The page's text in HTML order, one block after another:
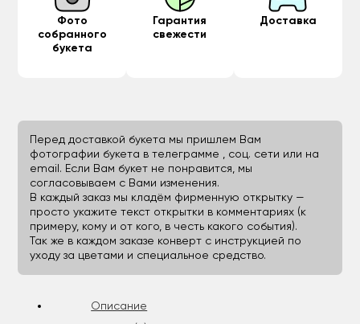
Фото
собранного
букета
Гарантия
свежести
Доставка
Перед доставкой букета мы пришлем Вам
фотографии букета в телеграмме , соц. сети или на
email. Если Вам букет не понравится, мы
согласовываем с Вами изменения.
В каждый заказ мы кладём фирменную открытку —
просто укажите текст открытки в комментариях (к
примеру, кому и от кого, в честь какого события).
Так же в каждом заказе конверт с инструкцией по
уходу за цветами и специальное средство.
Описание